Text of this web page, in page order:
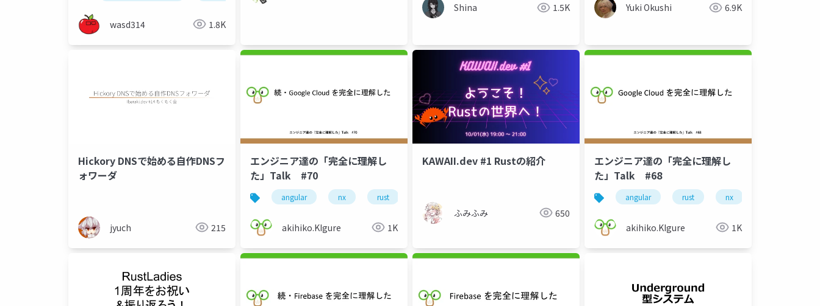
wasd314 1.8K
Shina 1.5K Yuki Okushi 6.9K
Hickory DNSで始める自作DNSフ
ォワーダ
jyuch 215
エンジニア達の「完全に理解し
た」Talk #70
angular nx rust
akihiko.KIgure 1K
KAWAII.dev #1 Rustの紹介
ふみふみ 650
エンジニア達の「完全に理解し
た」Talk #68
angular rust nx
akihiko.KIgure 1K